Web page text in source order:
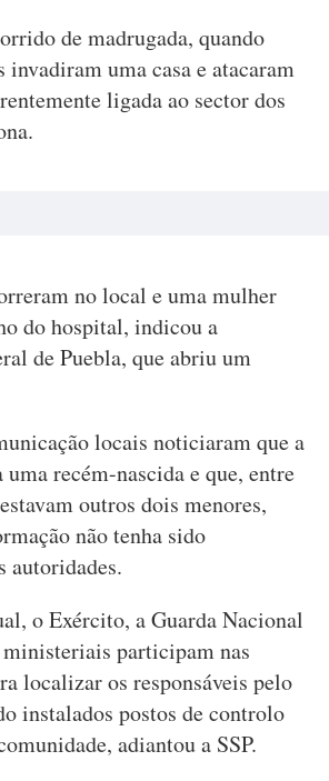
de madrugada, quando
invadiram uma casa e atacaram
ligada ao sector dos
no local e uma mulher
do hospital, indicou a
de Puebla, que abriu um
locais noticiaram que a
recém-nascida e que, entre
outros dois menores,
não tenha sido
autoridades.
o Exército, a Guarda Nacional
ministeriais participam nas
localizar os responsáveis pelo
instalados postos de controlo
adiantou a SSP.